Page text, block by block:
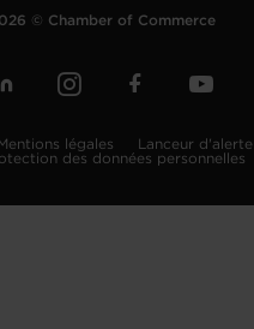
© Chamber of Commerce
Mentions légales Lanceur d'alerte
des données personnelles